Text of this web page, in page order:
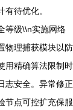
待优化。
等级\\n实施网络
物理捕获模块以防
用精确算法限制时
志安全。异常修正
节点可控扩充保服